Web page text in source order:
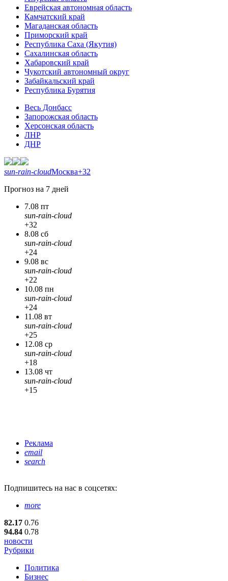
Еврейская автономная область
Камчатский край
Магаданская область
Приморский край
Республика Саха (Якутия)
Сахалинская область
Хабаровский край
Чукотский автономный округ
Забайкальский край
Республика Бурятия
Весь Донбасс
Запорожская область
Херсонская область
ЛНР
ДНР
sun-rain-cloudМосква+32
Прогноз на 7 дней
7.08 пт
sun-rain-cloud
+32
8.08 сб
sun-rain-cloud
+24
9.08 вс
sun-rain-cloud
+22
10.08 пн
sun-rain-cloud
+24
11.08 вт
sun-rain-cloud
+25
12.08 ср
sun-rain-cloud
+18
13.08 чт
sun-rain-cloud
+15
Реклама
email
search
Подпишитесь на нас в соцсетях:
more
82.17 0.76
94.84 0.78
новости
Рубрики
Политика
Бизнес